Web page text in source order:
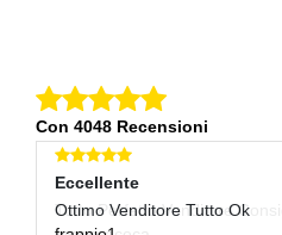
Con 4048 Recensioni
Eccellente
Ottimo Venditore Tutto Ok